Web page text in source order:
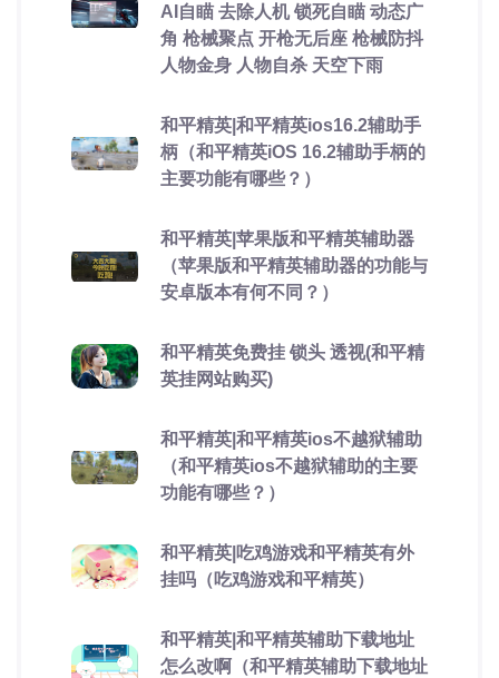
AI自瞄 去除人机 锁死自瞄 动态广
角 枪械聚点 开枪无后座 枪械防抖
人物金身 人物自杀 天空下雨
和平精英|和平精英ios16.2辅助手
柄（和平精英iOS 16.2辅助手柄的
主要功能有哪些？）
和平精英|苹果版和平精英辅助器
（苹果版和平精英辅助器的功能与
安卓版本有何不同？）
和平精英免费挂 锁头 透视(和平精
英挂网站购买)
和平精英|和平精英ios不越狱辅助
（和平精英ios不越狱辅助的主要
功能有哪些？）
和平精英|吃鸡游戏和平精英有外
挂吗（吃鸡游戏和平精英）
和平精英|和平精英辅助下载地址
怎么改啊（和平精英辅助下载地址